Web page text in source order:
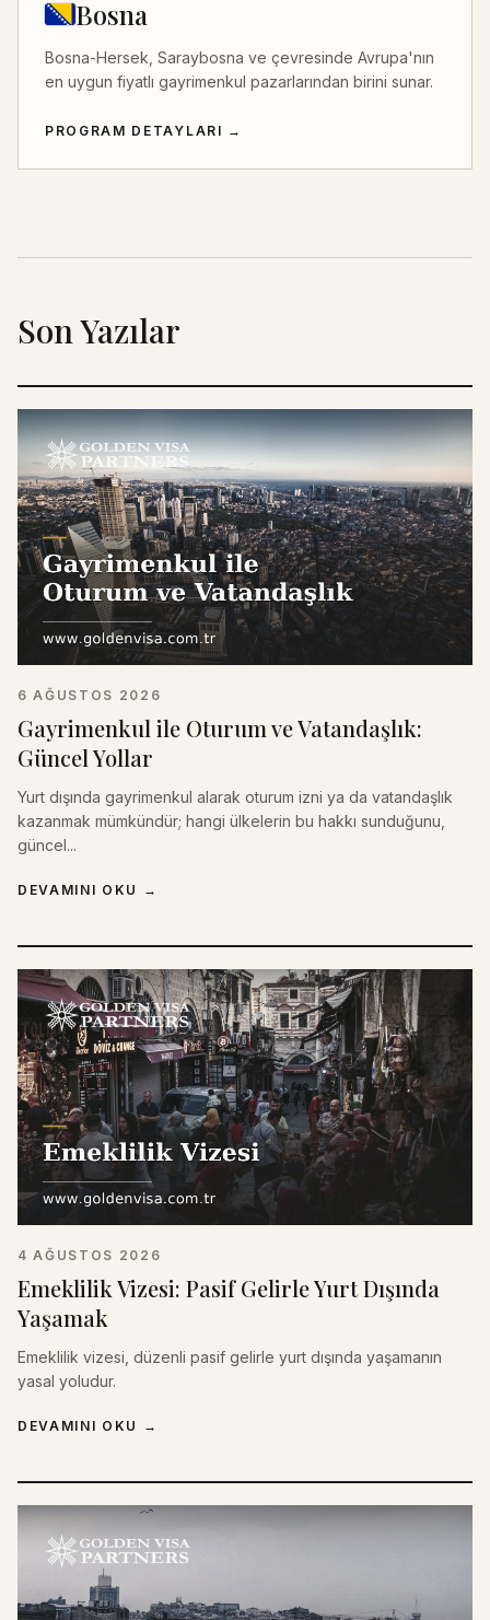
Bosna
Bosna-Hersek, Saraybosna ve çevresinde Avrupa'nın
en uygun fiyatlı gayrimenkul pazarlarından birini sunar.
PROGRAM DETAYLARI →
Son Yazılar
6 AĞUSTOS 2026
Gayrimenkul ile Oturum ve Vatandaşlık:
Güncel Yollar
Yurt dışında gayrimenkul alarak oturum izni ya da vatandaşlık
kazanmak mümkündür; hangi ülkelerin bu hakkı sunduğunu,
güncel...
DEVAMINI OKU →
4 AĞUSTOS 2026
Emeklilik Vizesi: Pasif Gelirle Yurt Dışında
Yaşamak
Emeklilik vizesi, düzenli pasif gelirle yurt dışında yaşamanın
yasal yoludur.
DEVAMINI OKU →